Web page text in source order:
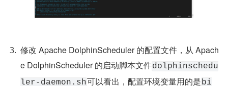
修改 Apache DolphinScheduler 的配置文件，从 Apach
e DolphinScheduler 的启动脚本文件dolphinschedu
ler-daemon.sh可以看出，配置环境变量用的是bi